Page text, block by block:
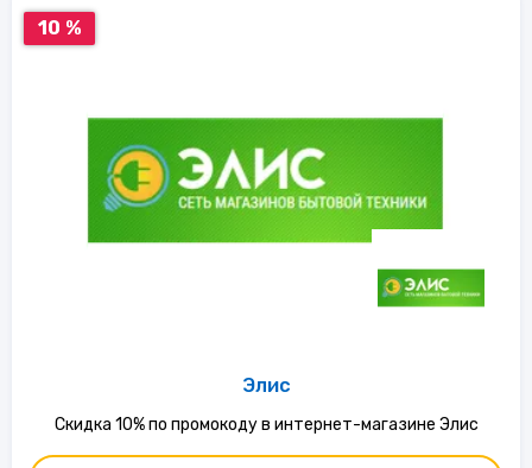
10 %
Элис
Скидка 10% по промокоду в интернет-магазине Элис